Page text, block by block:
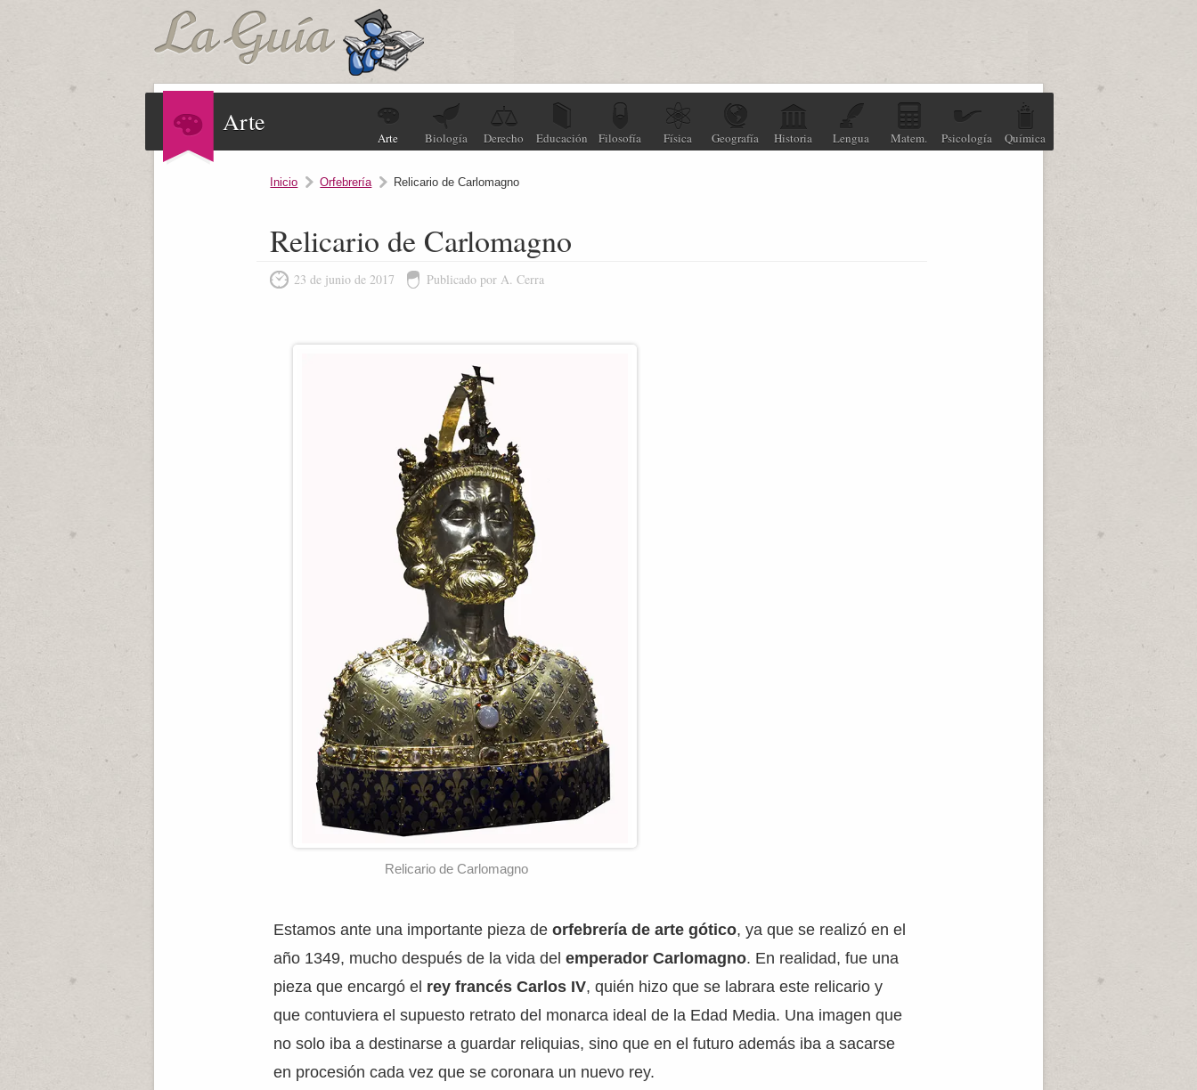
Arte
Arte Biología Derecho Educación Filosofía Física Geografía Historia Lengua Matem. Psicología Química
Inicio Orfebrería Relicario de Carlomagno
Relicario de Carlomagno
23 de junio de 2017 Publicado por A. Cerra
Relicario de Carlomagno
Estamos ante una importante pieza deorfebrería de arte gótico, ya que se realizó en el
año 1349, mucho después de la vida delemperador Carlomagno. En realidad, fue una
pieza que encargó el rey francés Carlos IV, quién hizo que se labrara este relicario y
que contuviera el supuesto retrato del monarca ideal de la Edad Media. Una imagen que
no solo iba a destinarse a guardar reliquias, sino que en el futuro además iba a sacarse
en procesión cada vez que se coronara un nuevo rey.